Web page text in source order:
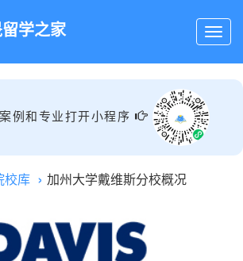
学之家
例和专业打开小程序
校库 加州大学戴维斯分校概况